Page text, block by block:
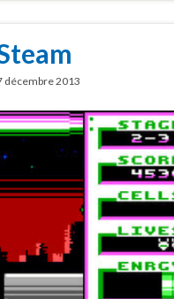
décembre 2013